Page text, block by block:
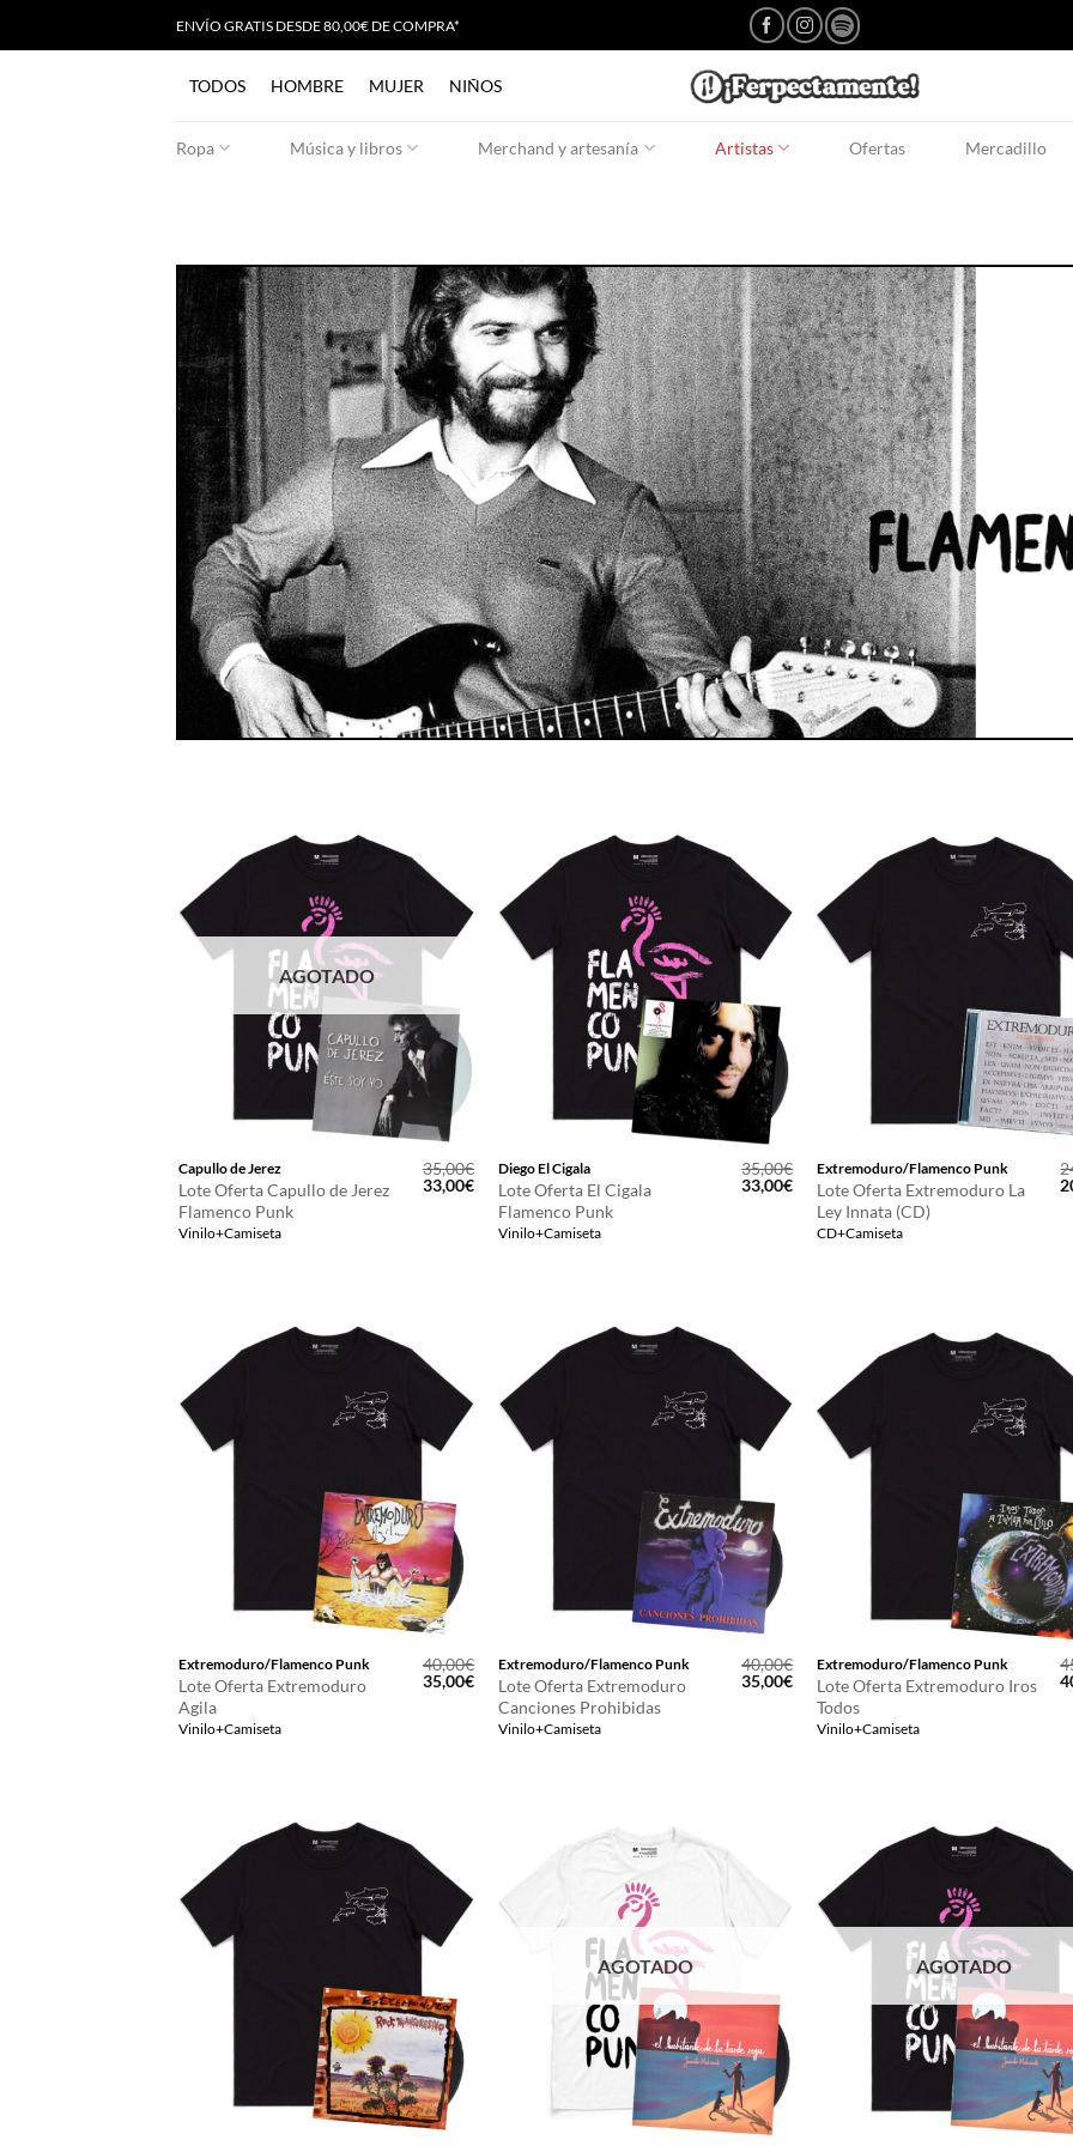
ENVÍO GRATIS DESDE 80,00€ DE COMPRA*
TODOS HOMBRE MUJER NIÑOS
Ropa Música y libros Merchand y artesanía Artistas Ofertas Mercadillo
AGOTADO
Capullo de Jerez
Lote Oferta Capullo de Jerez
Flamenco Punk
Vinilo+Camiseta
35,00€
El
precio
33,00€El
precio
actual
Diego El Cigala
Lote Oferta El Cigala
Flamenco Punk
Vinilo+Camiseta
35,00€
El
precio
33,00€El
precio
actual
Extremoduro/Flamenco Punk
Lote Oferta Extremoduro La
Ley Innata (CD)
CD+Camiseta
El
Extremoduro/Flamenco Punk
Lote Oferta Extremoduro
Agila
Vinilo+Camiseta
40,00€
El
precio
35,00€El
precio
actual
Extremoduro/Flamenco Punk
Lote Oferta Extremoduro
Canciones Prohibidas
Vinilo+Camiseta
40,00€
El
precio
35,00€El
precio
actual
Extremoduro/Flamenco Punk
Lote Oferta Extremoduro Iros
Todos
Vinilo+Camiseta
El
AGOTADO AGOTADO